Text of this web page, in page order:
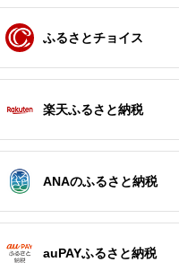
出典：ふるなび 出典：ふるなび
ふるさとチョイス
楽天ふるさと納税
ANAのふるさと納税
auPAYふるさと納税